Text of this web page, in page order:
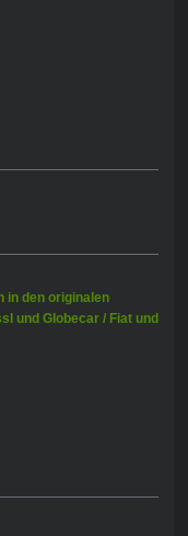
in den originalen
und Globecar / Fiat und